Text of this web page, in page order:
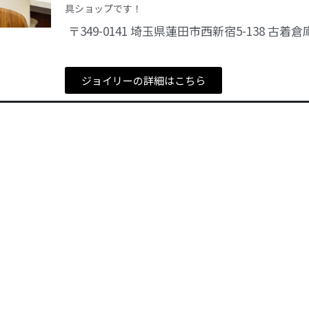
具ショップです！
〒349-0141 埼玉県蓮田市西新宿5-138 古着倉
ジョイリーの詳細はこちら